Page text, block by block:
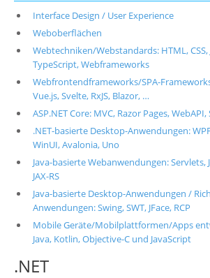
Interface Design / User Experience
Weboberflächen
Webtechniken/Webstandards: HTML, CSS,
TypeScript, Webframeworks
Webfrontendframeworks/SPA-
Vue.js, Svelte, RxJS, Blazor, …
ASP.NET Core: MVC, Razor Pages,
.NET-basierte Desktop-Anwendungen:
WinUI, Avalonia, Uno
Java-basierte Webanwendungen: Servlets,
JAX-RS
Java-basierte Desktop-Anwendungen /
Anwendungen: Swing, SWT, JFace, RCP
Mobile Geräte/Mobilplattformen/Apps
Java, Kotlin, Objective-C und JavaScript
.NET